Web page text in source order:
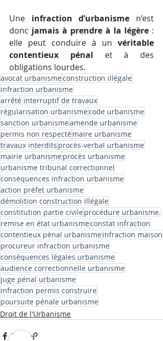
Une infraction d’urbanisme n’est
donc jamais à prendre à la légère :
elle peut conduire à un véritable
contentieux pénal et à des
obligations lourdes.
avocat urbanismeconstruction illégale
infraction urbanisme
arrêté interruptif de travaux
régularisation urbanismecode urbanisme
sanction urbanismeamende urbanisme
permis non respectémaire urbanisme
travaux interdits procès-verbal urbanisme
mairie urbanismeprocès urbanisme
urbanisme tribunal correctionnel
conséquences infraction urbanisme
action préfet urbanisme
démolition construction illégale
constitution partie civileprocédure urbanisme.
remise en état urbanismeconstat infraction
contentieux pénal urbanismeinfraction maison
procureur infraction urbanisme
conséquences légales urbanisme
audience correctionnelle urbanisme
juge pénal urbanisme
infraction permis construire
poursuite pénale urbanisme
Droit de l'Urbanisme